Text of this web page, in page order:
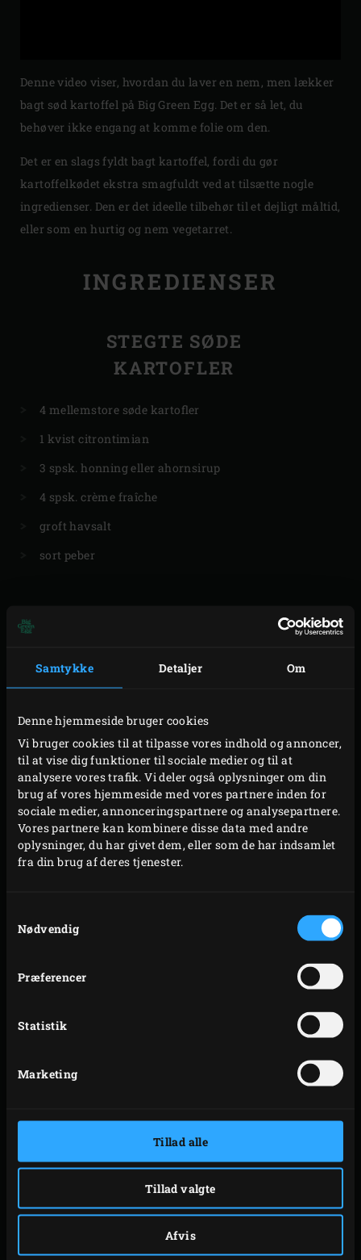
Samtykke Detaljer Om
Denne hjemmeside bruger cookies
Vi bruger cookies til at tilpasse vores indhold og annoncer,
til at vise dig funktioner til sociale medier og til at
analysere vores trafik. Vi deler også oplysninger om din
brug af vores hjemmeside med vores partnere inden for
sociale medier, annonceringspartnere og analysepartnere.
Vores partnere kan kombinere disse data med andre
oplysninger, du har givet dem, eller som de har indsamlet
fra din brug af deres tjenester.
Nødvendig
Præferencer
Statistik
Marketing
Tillad alle
Tillad valgte
Afvis
Denne video viser, hvordan du laver en nem, men lækker
bagt sød kartoffel på Big Green Egg. Det er så let, du
behøver ikke engang at komme folie om den.
Det er en slags fyldt bagt kartoffel, fordi du gør
kartoffelkødet ekstra smagfuldt ved at tilsætte nogle
ingredienser. Den er det ideelle tilbehør til et dejligt måltid,
eller som en hurtig og nem vegetarret.
INGREDIENSER
STEGTE SØDE
KARTOFLER
4 mellemstore søde kartofler
1 kvist citrontimian
3 spsk. honning eller ahornsirup
4 spsk. crème fraîche
groft havsalt
sort peber
Tænd trækullet i Big Green Egg, og lad låget være
AnbringconvEGGtor og grillristen i EGG’en og luk
låget. Opvarm til 190 °C.
Læg de søde kartofler på risten, luk låget, og
grillsteg kartoflerne i ca. 60 minutter. Kartoflerne er
møre, når de er bløde. Træk citrontimianbladene af
kvisten, og hak dem fint.
åbne på toppen. Tag frugtkødet ud af skrællen med
en ske, og mos dem fint med en gaffel. Bland med
citrontimian og honning, og tilsæt groft havsalt og
sort peber efter smag. Kom de mosede kartofler
teskefuld crème fraîche.
RELATERET TILBEHØR